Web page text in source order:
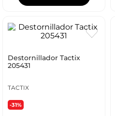
Destornillador Tactix
205431
TACTIX
-31%